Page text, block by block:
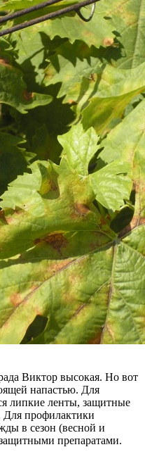
Виктор высокая. Но вот
напастью. Для
липкие ленты, защитные
Для профилактики
в сезон (весной и
препаратами.